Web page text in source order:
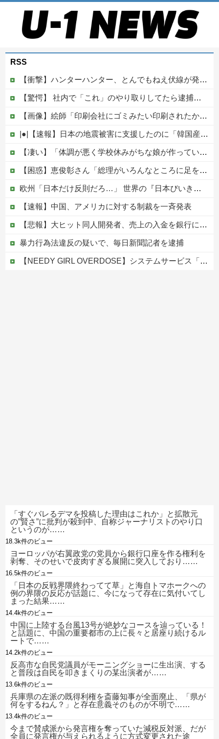
RSS
【衝撃】ハンターハンター、とんでもねえ伏線が発掘される。クルタ族の虐殺犯人がツェリードニヒだった模様！
【驚愕】 社内で「これ」のやり取りしてたら逮捕されたんだがｗｗｗｗｗｗｗ
【画像】絵師「印刷会社にゴミみたい印刷されたから晒すわ」→お前がクレーマーだと大炎上
|●|【速報】日本の地震被害に支援したのに「韓国産の水は水洗トイレに」
【凄い】「体調が悪く学校休みがちな娘が作っている果物の飾り切り」→大反響！
【困惑】恵俊彰さん「総理がいろんなところに足を運べばクーラーが…」・・・・・・・・・他
欧州「日本だけ反則だろ…」 世界の『日本びいき』にヨーロッパ全土から不満の声
【速報】中国、アメリカに対する制裁を一斉発表
【悲報】大ヒット同人開発者、売上の入金を銀行に拒否され受け取れず、多額の納税義務だけが残るｗｗｗｗｗ
暴力行為法違反の疑いで、毎日新聞記者を逮捕
【NEEDY GIRL OVERDOSE】システムサービス「超絶最かわてんしちゃん」プライズフィギュア【彩色原型公開】
「すぐバレるデマを投稿した理由はこれか」と拡散元
の”賢さ”に批判が殺到中、自称ジャーナリストのやり口
というのが……
18.3k件のビュー
ヨーロッパが右翼政党の党員から銀行口座を作る権利を
剥奪、そのせいで皮肉すぎる展開に突入しており……
16.5k件のビュー
「日本の反戦界隈終わってて草」と海自トマホークへの
例の界隈の反応が話題に、今になって存在に気付いてし
まった結果……
14.4k件のビュー
中国に上陸する台風13号が絶妙なコースを辿っている！
と話題に、中国の重要都市の上に長々と居座り続けるル
ートで……
14.2k件のビュー
反高市な自民党議員がモーニングショーに生出演、する
と普段は自民を叩きまくりの某出演者が……
13.6k件のビュー
兵庫県の左派の既得利権を斎藤知事が全面廃止、「県が
何をするねん？」と存在意義そのものが不明で……
13.4k件のビュー
今まで賛成派から発言権を奪っていた減税反対派、だが
全員に発言権が与えられるように方式変更された途